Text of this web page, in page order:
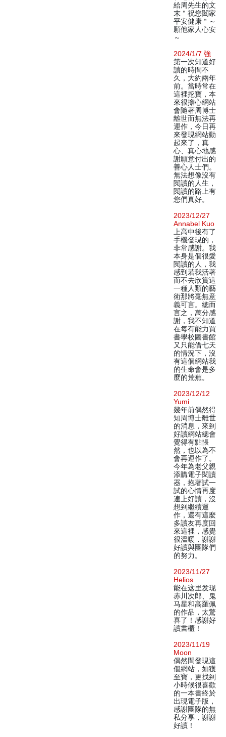
給周先生的文
末＂祝您闔家
平安健康＂～
願他家人心安
～
2024/1/7 強
第一次知道好
讀的時間不
久，大約兩年
前。當時常在
這裡挖寶，本
來很擔心網站
會隨著周博士
離世而無法再
運作，今日再
來發現網站動
起來了，真
心、真心地感
謝願意付出的
善心人士們。
無法想像沒有
閱讀的人生，
閱讀的路上有
您們真好。
2023/12/27
Annabel Kuo
上高中後有了
手機發現的，
非常感謝。我
本身是個很愛
閱讀的人，我
感到若我活著
而不去欣賞這
一種人類的藝
術那將毫無意
義可言。總而
言之，萬分感
謝，我不知道
在每有能力買
書學校圖書館
又只能借七天
的情況下，沒
有這個網站我
的生命會是多
麼的荒蕪。
2023/12/12
Yumi
幾年前偶然得
知周博士離世
的消息，來到
好讀網站總會
覺得有點悵
然，也以為不
會再運作了。
今年為老父親
添購電子閱讀
器，抱著試一
試的心情再度
連上好讀，沒
想到繼續運
作，還有這麼
多讀友再度回
來這裡，感覺
很溫暖，謝謝
好讀與團隊們
的努力。
2023/11/27
Helios
能在这里发现
赤川次郎、鬼
马星和高羅佩
的作品，太驚
喜了！感謝好
讀書櫃！
2023/11/19
Moon
偶然間發現這
個網站，如獲
至寶，更找到
小時候很喜歡
的一本書終於
出現電子版，
感謝團隊的無
私分享，謝謝
好讀！